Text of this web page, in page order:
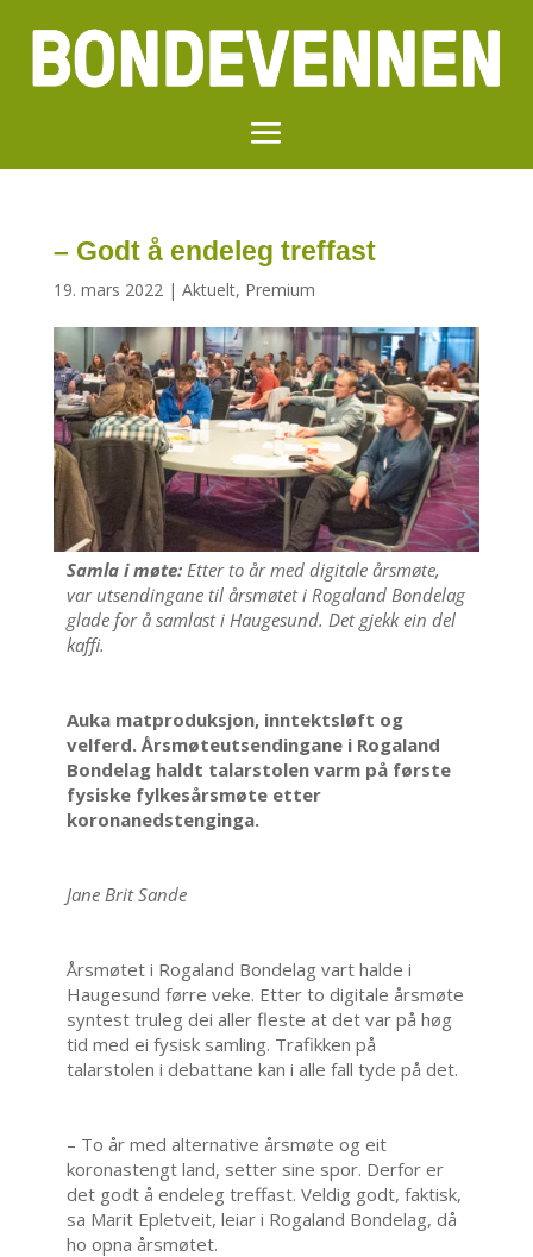
– Godt å endeleg treffast
19. mars 2022| Aktuelt, Premium
Samla i møte:Etter to år med digitale årsmøte,
var utsendingane til årsmøtet i Rogaland Bondelag
glade for å samlast i Haugesund. Det gjekk ein del
kaffi.
Auka matproduksjon, inntektsløft og
velferd. Årsmøteutsendingane i Rogaland
Bondelag haldt talarstolen varm på første
fysiske fylkesårsmøte etter
koronanedstenginga.
Jane Brit Sande
Årsmøtet i Rogaland Bondelag vart halde i
Haugesund førre veke. Etter to digitale årsmøte
syntest truleg dei aller fleste at det var på høg
tid med ei fysisk samling. Trafikken på
talarstolen i debattane kan i alle fall tyde på det.
– To år med alternative årsmøte og eit
koronastengt land, setter sine spor. Derfor er
det godt å endeleg treffast. Veldig godt, faktisk,
sa Marit Epletveit, leiar i Rogaland Bondelag, då
ho opna årsmøtet.